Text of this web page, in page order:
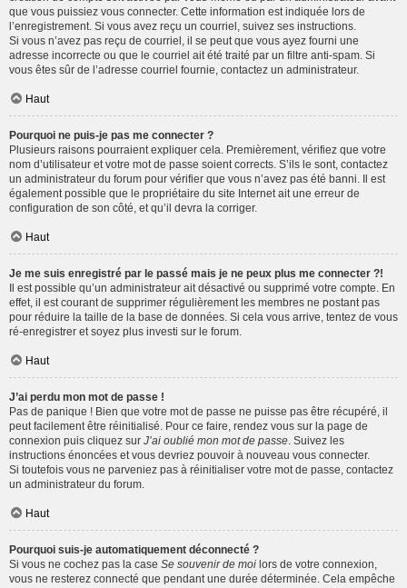
que vous puissiez vous connecter. Cette information est indiquée lors de
l’enregistrement. Si vous avez reçu un courriel, suivez ses instructions.
Si vous n’avez pas reçu de courriel, il se peut que vous ayez fourni une
adresse incorrecte ou que le courriel ait été traité par un filtre anti-spam. Si
vous êtes sûr de l’adresse courriel fournie, contactez un administrateur.
Haut
Pourquoi ne puis-je pas me connecter ?
Plusieurs raisons pourraient expliquer cela. Premièrement, vérifiez que votre
nom d’utilisateur et votre mot de passe soient corrects. S’ils le sont, contactez
un administrateur du forum pour vérifier que vous n’avez pas été banni. Il est
également possible que le propriétaire du site Internet ait une erreur de
configuration de son côté, et qu’il devra la corriger.
Haut
Je me suis enregistré par le passé mais je ne peux plus me connecter ?!
Il est possible qu’un administrateur ait désactivé ou supprimé votre compte. En
effet, il est courant de supprimer régulièrement les membres ne postant pas
pour réduire la taille de la base de données. Si cela vous arrive, tentez de vous
ré-enregistrer et soyez plus investi sur le forum.
Haut
J’ai perdu mon mot de passe !
Pas de panique ! Bien que votre mot de passe ne puisse pas être récupéré, il
peut facilement être réinitialisé. Pour ce faire, rendez vous sur la page de
connexion puis cliquez sur J’ai oublié mon mot de passe . Suivez les
instructions énoncées et vous devriez pouvoir à nouveau vous connecter.
Si toutefois vous ne parveniez pas à réinitialiser votre mot de passe, contactez
un administrateur du forum.
Haut
Pourquoi suis-je automatiquement déconnecté ?
Si vous ne cochez pas la case Se souvenir de moi lors de votre connexion,
vous ne resterez connecté que pendant une durée déterminée. Cela empêche